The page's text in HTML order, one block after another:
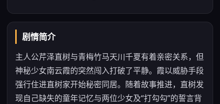
剧情简介
主人公芹泽直树与青梅竹马天川千夏有着亲密关系，但
神秘少女南云霞的突然闯入打破了平静。霞以威胁手段
强行住进直树家开始秘密同居。随着故事推进，直树发
现自己缺失的童年记忆与两位少女及“打勾勾”的誓言背